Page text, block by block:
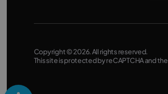
Copyright © 2026. All rights reserved.
This site is protected by reCAPTCHA and